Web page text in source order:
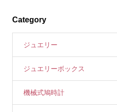
Category
ジュエリー
ジュエリーボックス
機械式鳩時計